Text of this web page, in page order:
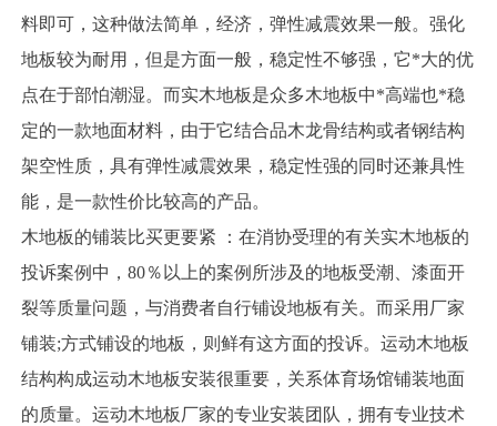
料即可，这种做法简单，经济，弹性减震效果一般。强化
地板较为耐用，但是方面一般，稳定性不够强，它*大的优
点在于部怕潮湿。而实木地板是众多木地板中*高端也*稳
定的一款地面材料，由于它结合品木龙骨结构或者钢结构
架空性质，具有弹性减震效果，稳定性强的同时还兼具性
能，是一款性价比较高的产品。
木地板的铺装比买更要紧 ：在消协受理的有关实木地板的
投诉案例中，80％以上的案例所涉及的地板受潮、漆面开
裂等质量问题，与消费者自行铺设地板有关。而采用厂家
铺装;方式铺设的地板，则鲜有这方面的投诉。运动木地板
结构构成运动木地板安装很重要，关系体育场馆铺装地面
的质量。运动木地板厂家的专业安装团队，拥有专业技术